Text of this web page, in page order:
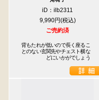
iD：ilb2311
9,990円
ご売約済
背もたれが低いので長く座るこ
とのない玄関先やチェスト横な
どにいかがでしょう